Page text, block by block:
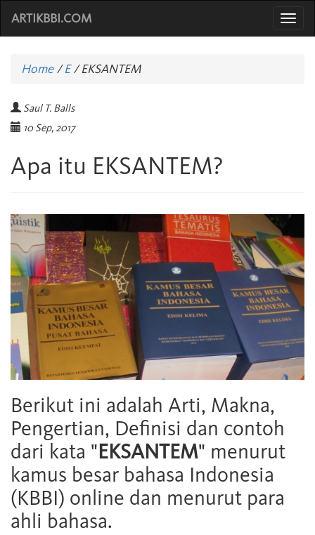
ARTIKBBI.COM
Home/E /EKSANTEM
Saul T. Balls
10 Sep, 2017
Apa itu EKSANTEM?
Berikut ini adalah Arti, Makna,
Pengertian, Definisi dan contoh
dari kata "EKSANTEM" menurut
kamus besar bahasa Indonesia
(KBBI) online dan menurut para
ahli bahasa.